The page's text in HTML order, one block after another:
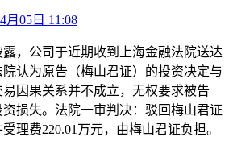
月05日 11:08
露，公司于近期收到上海金融法院送达
认为原告（梅山君证）的投资决定与
因果关系并不成立，无权要求被告
损失。 法院一审判决：驳回梅山君证
理费220.01万元，由梅山君证负担。